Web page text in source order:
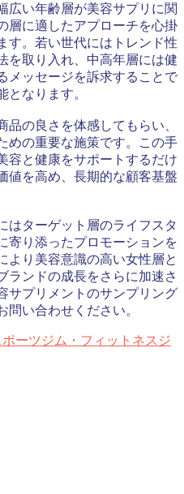
広い年齢層が美容サプリに関
層に適したアプローチを心掛
す。若い世代にはトレンド性
を取り入れ、中高年層には健
メッセージを訴求することで
となります。
の良さを体感してもらい、
めの重要な施策です。この手
容と健康をサポートするだけ
値を高め、長期的な顧客基盤
はターゲット層のライフスタ
寄り添ったプロモーションを
より美容意識の高い女性層と
ランドの成長をさらに加速さ
サプリメントのサンプリング
問い合わせください。
ポーツジム・フィットネスジ